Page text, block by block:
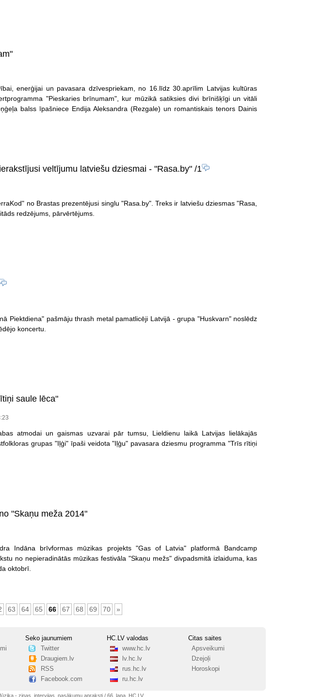
enerģijai un pavasara dzīvespriekam, no 16.līdz 30.aprīlim Latvijas kultūras
"Pieskaries brīnumam", kur mūzikā satiksies divi brīnišķīgi un vitāli
balss īpašniece Endija Aleksandra (Rezgale) un romantiskais tenors Dainis
veltījumu latviešu dziesmai - "Rasa.by"/1
no Brastas prezentējusi singlu "Rasa.by". Treks ir latviešu dziesmas "Rasa,
redzējums, pārvērtējums.
Piektdiena" pašmāju thrash metal pamatlicēji Latvijā - grupa "Huskvarn" noslēdz
koncertu.
saule lēca"
atmodai un gaismas uzvarai pār tumsu, Lieldienu laikā Latvijas lielākajās
grupas "Iļģi" īpaši veidota "Iļģu" pavasara dziesmu programma "Trīs rītiņi
"Skaņu meža 2014"
Indāna brīvformas mūzikas projekts "Gas of Latvia" platformā Bandcamp
no nepieradinātās mūzikas festivāla "Skaņu mežs" divpadsmitā izlaiduma, kas
oktobrī.
63 64 65 66 67 68 69 70 »
Seko jaunumiem
Twitter
Draugiem.lv
RSS
Facebook.com
HC.LV valodas
www.hc.lv
lv.hc.lv
rus.hc.lv
ru.hc.lv
Citas saites
Apsveikumi
Dzejoļi
Horoskopi
- ziņas, intervijas, pasākumu apraksti / 66. lapa, HC.LV.